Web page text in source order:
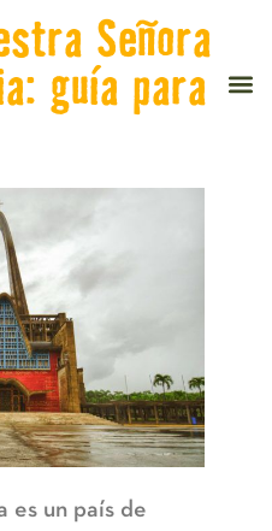
Señora
guía para
es un país de